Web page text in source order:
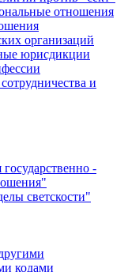
отношения
организаций
юрисдикции
и
-
светскости"
кодами